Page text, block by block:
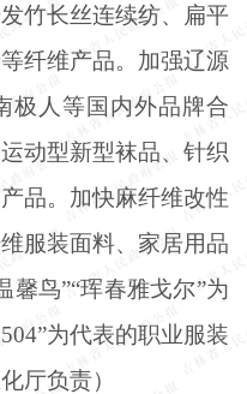
竹长丝连续纺、扁平
纤维产品。加强辽源
极人等国内外品牌合
动型新型袜品、针织
品。加快麻纤维改性
服装面料、家居用品
馨鸟”“珲春雅戈尔”为
为代表的职业服装
厅负责）